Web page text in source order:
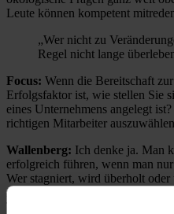
Leute können kompetent
„Wer nicht zu
Regel nicht lange
Focus: Wenn die Bereitschaft
Erfolgsfaktor ist, wie stellen Sie
eines Unternehmens angelegt
richtigen Mitarbeiter
Wallenberg: Ich denke ja. Man
erfolgreich führen, wenn man
Wer stagniert, wird überholt
ich sagen, dass die Bereitschaft,
Teil derDNA jeder erfolgreichen